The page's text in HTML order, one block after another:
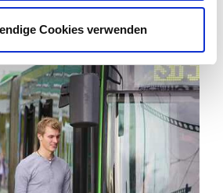
Cookies verwenden